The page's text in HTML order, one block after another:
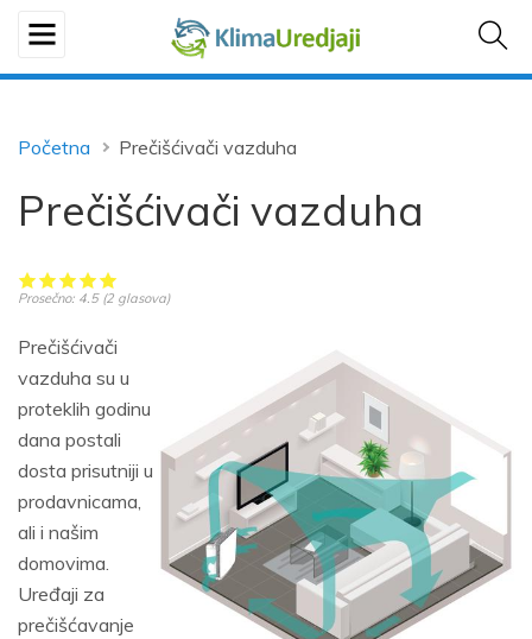
Početna Prečišćivači vazduha
Prečišćivači vazduha
Prosečno: 4.5 (2 glasova)
Prečišćivači
vazduha su u
proteklih godinu
dana postali
dosta prisutniji u
prodavnicama,
ali i našim
domovima.
Uređaji za
prečišćavanje